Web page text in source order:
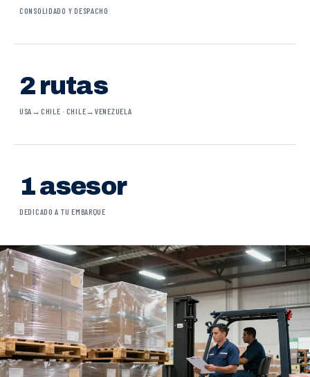
CONSOLIDADO Y DESPACHO
2 rutas
USA→CHILE · CHILE→VENEZUELA
1 asesor
DEDICADO A TU EMBARQUE